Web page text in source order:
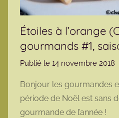
Étoiles à l’orange
gourmands #1,
Publié le 14 novembre 2018
r
Bonjour les gourmandes
période de Noël est sans
gourmande de l’année !